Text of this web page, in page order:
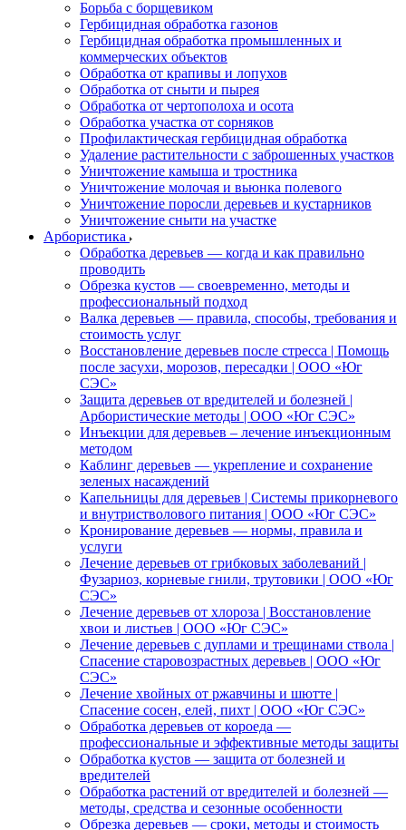
Борьба с борщевиком
Гербицидная обработка газонов
Гербицидная обработка промышленных и
коммерческих объектов
Обработка от крапивы и лопухов
Обработка от сныти и пырея
Обработка от чертополоха и осота
Обработка участка от сорняков
Профилактическая гербицидная обработка
Удаление растительности с заброшенных участков
Уничтожение камыша и тростника
Уничтожение молочая и вьюнка полевого
Уничтожение поросли деревьев и кустарников
Уничтожение сныти на участке
Арбористика
Обработка деревьев — когда и как правильно
проводить
Обрезка кустов — своевременно, методы и
профессиональный подход
Валка деревьев — правила, способы, требования и
стоимость услуг
Восстановление деревьев после стресса | Помощь
после засухи, морозов, пересадки | ООО «Юг
СЭС»
Защита деревьев от вредителей и болезней |
Арбористические методы | ООО «Юг СЭС»
Инъекции для деревьев – лечение инъекционным
методом
Каблинг деревьев — укрепление и сохранение
зеленых насаждений
Капельницы для деревьев | Системы прикорневого
и внутристволового питания | ООО «Юг СЭС»
Кронирование деревьев — нормы, правила и
услуги
Лечение деревьев от грибковых заболеваний |
Фузариоз, корневые гнили, трутовики | ООО «Юг
СЭС»
Лечение деревьев от хлороза | Восстановление
хвои и листьев | ООО «Юг СЭС»
Лечение деревьев с дуплами и трещинами ствола |
Спасение старовозрастных деревьев | ООО «Юг
СЭС»
Лечение хвойных от ржавчины и шютте |
Спасение сосен, елей, пихт | ООО «Юг СЭС»
Обработка деревьев от короеда —
профессиональные и эффективные методы защиты
Обработка кустов — защита от болезней и
вредителей
Обработка растений от вредителей и болезней —
методы, средства и сезонные особенности
Обрезка деревьев — сроки, методы и стоимость